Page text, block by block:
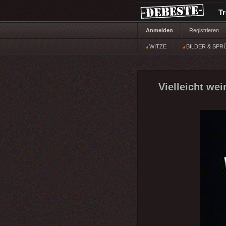
Anmelden Registrieren
WITZE BILDER &
Vielleicht